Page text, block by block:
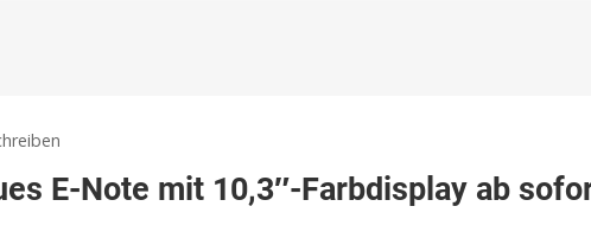
Color
E-Note mit 10,3″-Farbdisplay ab